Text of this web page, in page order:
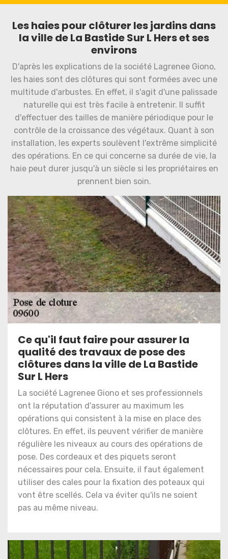
Les haies pour clôturer les jardins dans
la ville de La Bastide Sur L Hers et ses
environs
D'après les explications de la société Lagrenee Giono,
les haies sont des clôtures qui sont formées avec une
multitude d'arbustes. En effet, il s'agit d'une palissade
naturelle qui est très facile à entretenir. Il suffit
d'effectuer des tailles de manière périodique pour le
contrôle de la croissance des végétaux. Quant à son
installation, les experts soulèvent l'extrême simplicité
des opérations. En ce qui concerne sa durée de vie, la
haie peut durer jusqu'à un siècle si les propriétaires en
prennent bien soin.
Ce qu'il faut faire pour assurer la
qualité des travaux de pose des
clôtures dans la ville de La Bastide
Sur L Hers
La société Lagrenee Giono et ses professionnels
ont la réputation d'assurer au maximum les
opérations qui consistent à la mise en place des
clôtures. En effet, ils peuvent vérifier de manière
régulière les niveaux au cours des opérations de
pose. Des cordeaux et des piquets seront
nécessaires pour cela. Ensuite, il faut également
utiliser des cales pour la fixation des poteaux qui
vont être scellés. Cela va éviter qu'ils ne soient
pas au même niveau.